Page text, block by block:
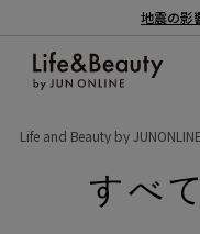
地震の影
Life and Beauty by JUNONLINE
すべ